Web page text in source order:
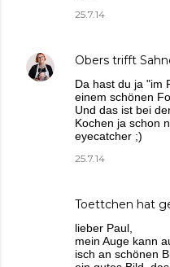
25.7.14
Obers trifft
Da hast du ja "im
einem schönen
Und das ist bei
Kochen ja schon
eyecatcher ;)
25.7.14
Toettchen hat
lieber Paul,
mein Auge kann
isch an schönen